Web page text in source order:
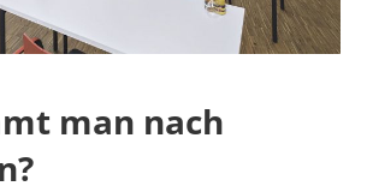
man nach